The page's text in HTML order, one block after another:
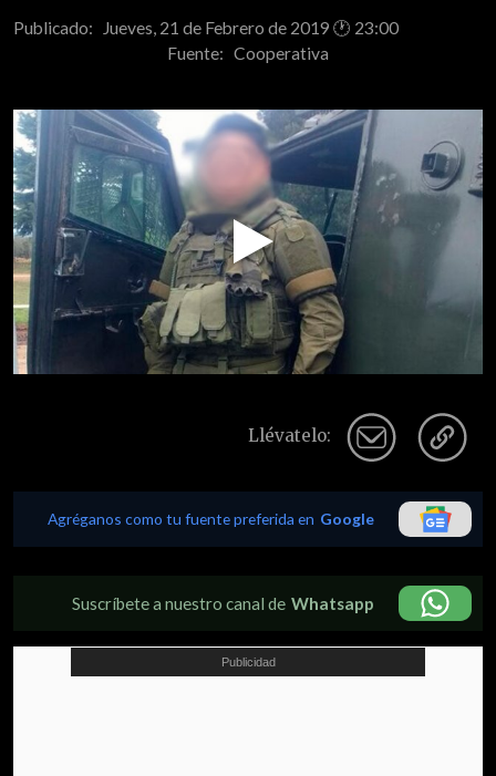
Publicado: Jueves, 21 de Febrero de 2019 🕐 23:00
Fuente: Cooperativa
Play
Video
Llévatelo:
Agréganos como tu fuente preferida en Google
Suscríbete a nuestro canal de Whatsapp